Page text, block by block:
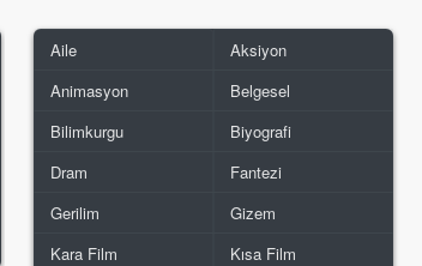
Aile
Aksiyon
Animasyon
Belgesel
Bilimkurgu
Biyografi
Dram
Fantezi
Gerilim
Gizem
Kara Film
Kısa Film